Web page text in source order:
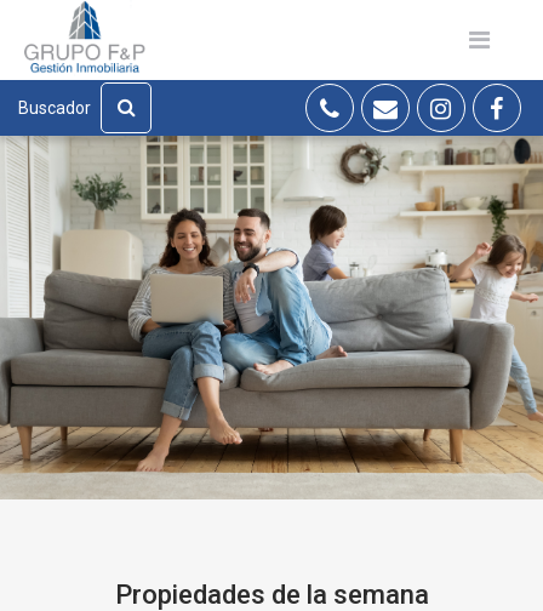
Buscador
Propiedades de la semana